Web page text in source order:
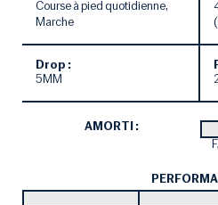
Course à pied quotidienne,
Marche
Drop :
5MM
AMORTI :